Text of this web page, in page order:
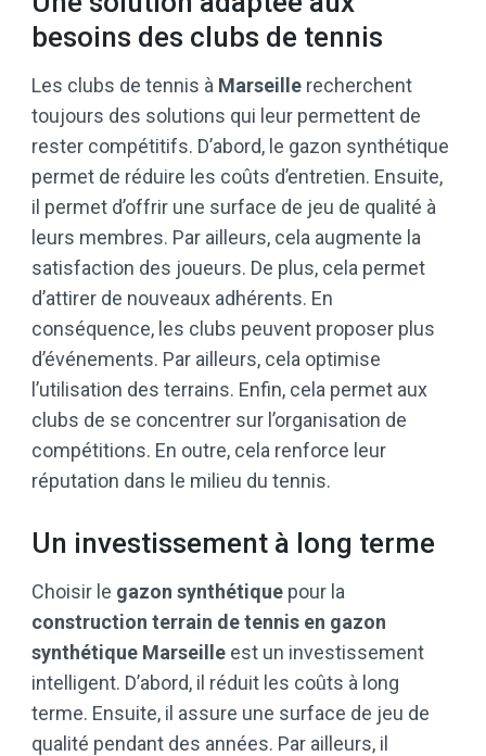
besoins des clubs de tennis
Les clubs de tennis à Marseille recherchent
toujours des solutions qui leur permettent de
rester compétitifs. D’abord, le gazon synthétique
permet de réduire les coûts d’entretien. Ensuite,
il permet d’offrir une surface de jeu de qualité à
leurs membres. Par ailleurs, cela augmente la
satisfaction des joueurs. De plus, cela permet
d’attirer de nouveaux adhérents. En
conséquence, les clubs peuvent proposer plus
d’événements. Par ailleurs, cela optimise
l’utilisation des terrains. Enfin, cela permet aux
clubs de se concentrer sur l’organisation de
compétitions. En outre, cela renforce leur
réputation dans le milieu du tennis.
Un investissement à long terme
Choisir le gazon synthétique pour la
construction terrain de tennis en gazon
synthétique Marseille est un investissement
intelligent. D’abord, il réduit les coûts à long
terme. Ensuite, il assure une surface de jeu de
qualité pendant des années. Par ailleurs, il